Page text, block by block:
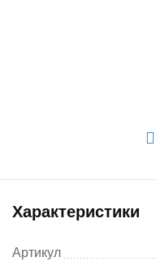
Характеристики
Артикул